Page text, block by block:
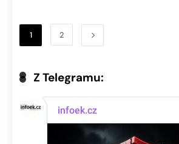
1 2
Z Telegramu: